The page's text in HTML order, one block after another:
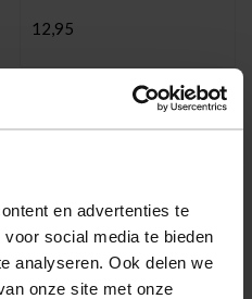
en advertenties te
social media te bieden
analyseren. Ook delen we
onze site met onze
12,95